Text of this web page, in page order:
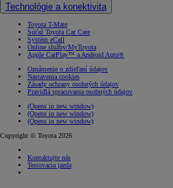
Technológie a konektivita
Toyota T-Mate
Súťaž Toyota Car Care
Systém eCall
Online služby/MyToyota
Apple CarPlay™ a Android Auto®
Oznámenie o zdieľaní údajov
Nastavenia cookies
Zásady ochrany osobných údajov
Pravidlá spracovania osobných údajov
(Opens in new window)
(Opens in new window)
(Opens in new window)
Copyright © Toyota 2026
Kontaktujte nás
Testovacia jazda